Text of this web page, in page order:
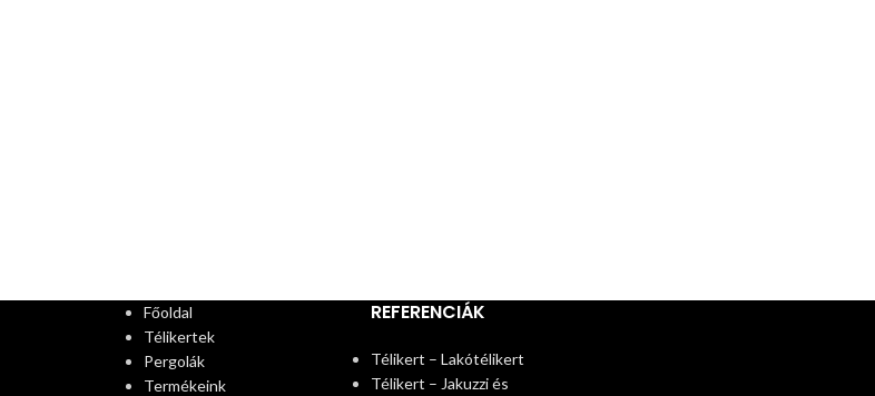
Főoldal
Télikertek
Pergolák
Termékeink
REFERENCIÁK
Télikert – Lakótélikert
Télikert – Jakuzzi és